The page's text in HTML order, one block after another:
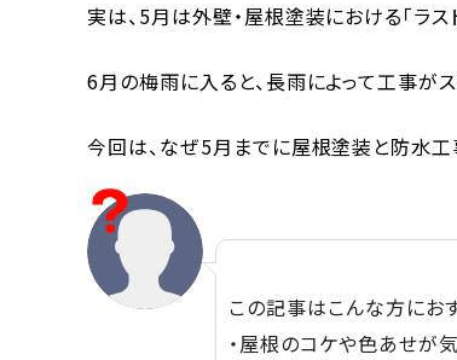
実は、5月は外壁・屋根塗装における「ラス
6月の梅雨に入ると、長雨によって工事が
今回は、なぜ5月までに屋根塗装と防水工
この記事はこんな方にお
・屋根のコケや色あせが